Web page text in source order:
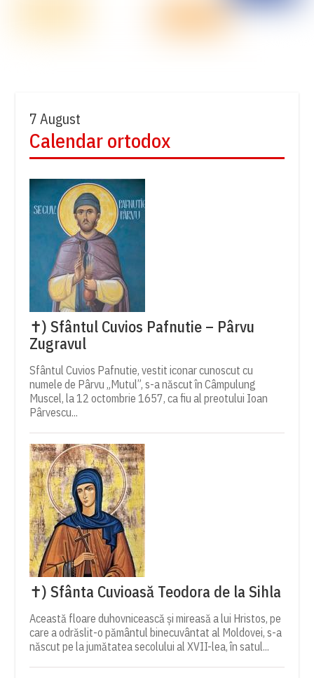
7 August
Calendar ortodox
✝) Sfântul Cuvios Pafnutie – Pârvu
Zugravul
Sfântul Cuvios Pafnutie, vestit iconar cunoscut cu
numele de Pârvu „Mutul”, s-a născut în Câmpulung
Muscel, la 12 octombrie 1657, ca fiu al preotului Ioan
Pârvescu...
✝) Sfânta Cuvioasă Teodora de la Sihla
Această floare duhovnicească și mireasă a lui Hristos, pe
care a odrăslit-o pământul binecuvântat al Moldovei, s-a
născut pe la jumătatea secolului al XVII-lea, în satul...